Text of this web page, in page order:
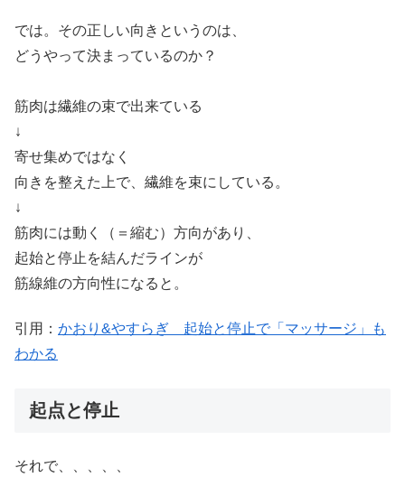
では。その正しい向きというのは、
どうやって決まっているのか？
筋肉は繊維の束で出来ている
↓
寄せ集めではなく
向きを整えた上で、繊維を束にしている。
↓
筋肉には動く（＝縮む）方向があり、
起始と停止を結んだラインが
筋線維の方向性になると。
引用： かおり&やすらぎ 起始と停止で「マッサージ」も
わかる
起点と停止
それで、、、、、